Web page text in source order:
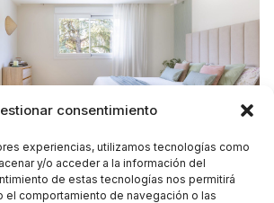
consentimiento
experiencias, utilizamos tecnologías como
y/o acceder a la información del
de estas tecnologías nos permitirá
el comportamiento de navegación o las